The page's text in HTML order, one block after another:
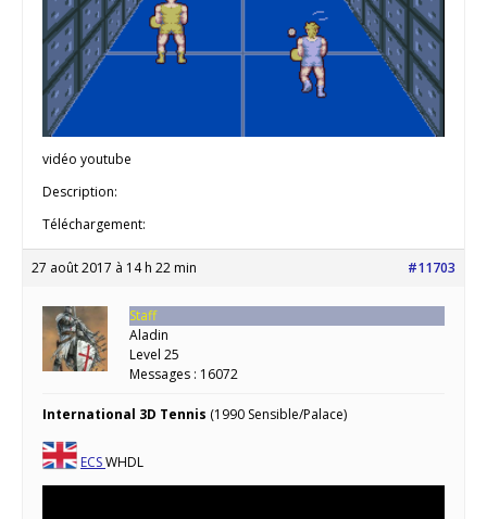
vidéo youtube
Description:
Téléchargement:
27 août 2017 à 14 h 22 min #11703
Staff
Aladin
Level 25
Messages : 16072
International 3D Tennis (1990 Sensible/Palace)
ECSWHDL